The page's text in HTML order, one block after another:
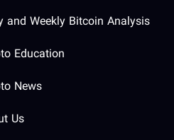
and Weekly Bitcoin Analysis
Education
News
Us